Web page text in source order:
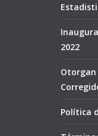
2022
Otorgan
Política